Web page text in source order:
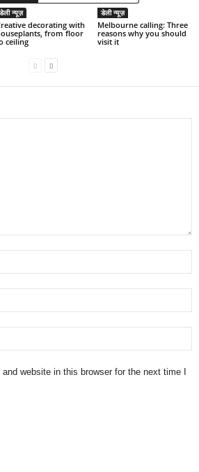
डेली न्यूज़
decorating with
from floor
ceiling
डेली न्यूज़
Melbourne calling: Three
reasons why you should
visit it
website in this browser for the next time I